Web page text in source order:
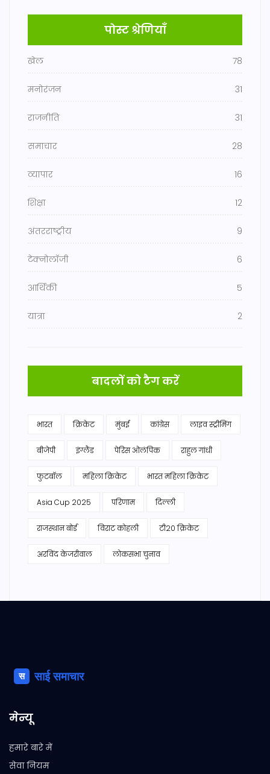
पोस्ट श्रेणियाँ
खेल 78
मनोरंजन 31
राजनीति 31
समाचार 28
व्यापार 16
शिक्षा 12
अंतरराष्ट्रीय 9
टेक्नोलॉजी 6
आर्थिकी 5
यात्रा 2
बादलों को टैग करें
भारत क्रिकेट मुंबई कांग्रेस लाइव स्ट्रीमिंग
बीजेपी इंग्लैंड पेरिस ओलंपिक राहुल गांधी
फुटबॉल महिला क्रिकेट भारत महिला क्रिकेट
Asia Cup 2025 परिणाम दिल्ली
राजस्थान बोर्ड विराट कोहली टी20 क्रिकेट
अरविंद केजरीवाल लोकसभा चुनाव
मेन्यू
हमारे बारे में
सेवा नियम